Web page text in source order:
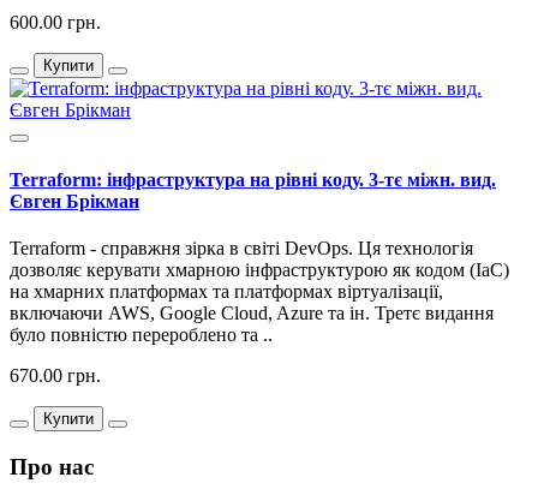
600.00 грн.
Купити
Terraform: інфраструктура на рівні коду. 3-тє міжн. вид.
Євген Брікман
Terraform - справжня зірка в світі DevOps. Ця технологія
дозволяє керувати хмарною інфраструктурою як кодом (IaC)
на хмарних платформах та платформах віртуалізації,
включаючи AWS, Google Cloud, Azure та ін. Третє видання
було повністю перероблено та ..
670.00 грн.
Купити
Про нас